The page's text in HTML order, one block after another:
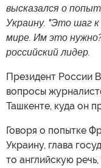
высказался о
Украину. "Это шаг
мире. Им это
российский лидер.
Президент России
вопросы
Ташкенте, куда он
Говоря о попытке
Украину, глава
то английскую